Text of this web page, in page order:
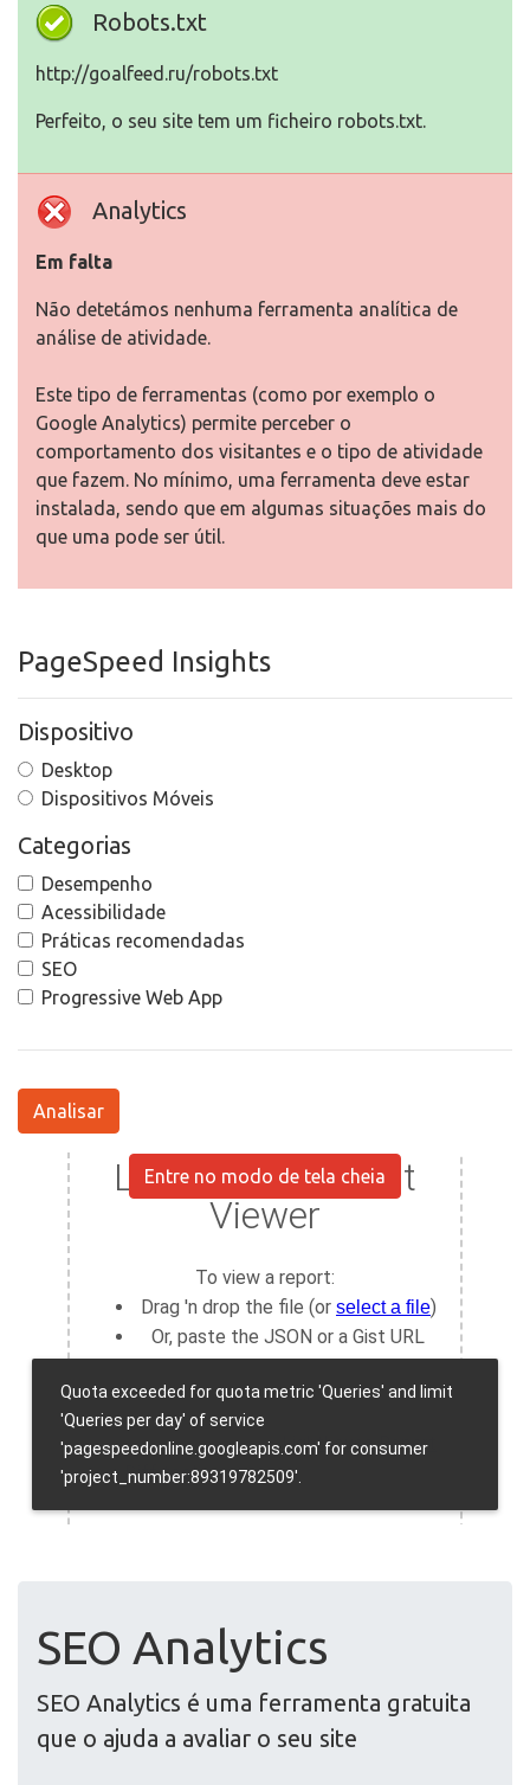
Robots.txt
http://goalfeed.ru/robots.txt
Perfeito, o seu site tem um ficheiro robots.txt.
Analytics
Em falta
Não detetámos nenhuma ferramenta analítica de
análise de atividade.
Este tipo de ferramentas (como por exemplo o
Google Analytics) permite perceber o
comportamento dos visitantes e o tipo de atividade
que fazem. No mínimo, uma ferramenta deve estar
instalada, sendo que em algumas situações mais do
que uma pode ser útil.
PageSpeed Insights
Dispositivo
Desktop
Dispositivos Móveis
Categorias
Desempenho
Acessibilidade
Práticas recomendadas
SEO
Progressive Web App
Analisar
Entre no modo de tela cheia
SEO Analytics
SEO Analytics é uma ferramenta gratuita
que o ajuda a avaliar o seu site